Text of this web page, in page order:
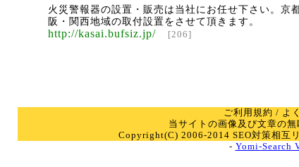
火災警報器の設置・販売は当社にお任せ下さい。京
阪・関西地域の取付設置をさせて頂きます。
http://kasai.bufsiz.jp/ [206]
ご利用規約 / よ
当サイトの画像及び文章の無
Copyright(C) 2006-2014 SEO対策相互
- Yomi-Search